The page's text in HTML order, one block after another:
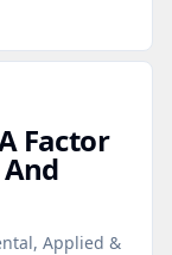
Factor
Applied &